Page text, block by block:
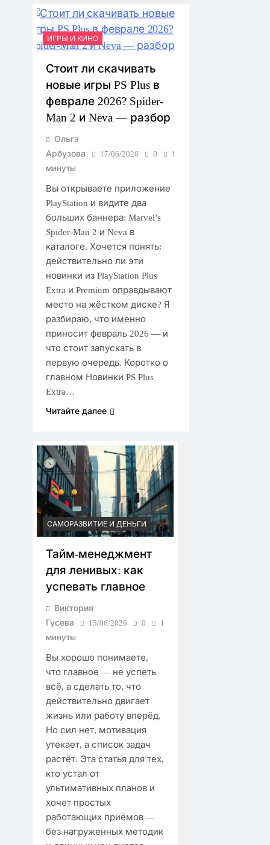
ИГРЫ И КИНО
Стоит ли скачивать
новые игры PS Plus в
феврале 2026? Spider-
Man 2 и Neva — разбор
Ольга
Арбузова
17/06/2026 0
1
минуты
Вы открываете приложение
PlayStation и видите два
больших баннера: Marvel’s
Spider-Man 2 и Neva в
каталоге. Хочется понять:
действительно ли эти
новинки из PlayStation Plus
Extra и Premium оправдывают
место на жёстком диске? Я
разбираю, что именно
приносит февраль 2026 — и
что стоит запускать в
первую очередь. Коротко о
главном Новинки PS Plus
Extra…
Читайте далее
САМОРАЗВИТИЕ И ДЕНЬГИ
Тайм-менеджмент
для ленивых: как
успевать главное
Виктория
Гусева
15/06/2026 0
1
минуты
Вы хорошо понимаете,
что главное — не успеть
всё, а сделать то, что
действительно двигает
жизнь или работу вперёд.
Но сил нет, мотивация
утекает, а список задач
растёт. Эта статья для тех,
кто устал от
ультимативных планов и
хочет простых
работающих приёмов —
без нагруженных методик